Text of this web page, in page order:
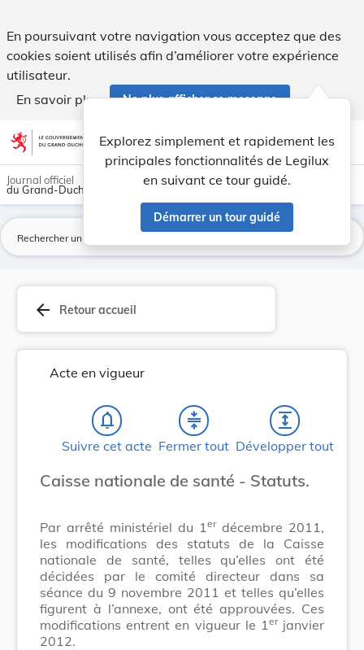
En poursuivant votre navigation vous acceptez que des
cookies soient utilisés afin d’améliorer votre expérience
utilisateur.
En savoir plus
Ne plus afficher ce message
Aller au contenu account_circle help Aide
Explorez simplement et rapidement les
principales fonctionnalités de Legilux
en suivant ce tour guidé.
Démarrer un tour guidé
light_mode dark_mode
Journal officiel
du Grand-Duché de Luxembourg
arrow_back Retour accueil
Acte en vigueur
notifications_none
Suivre cet acte
compress
Fermer tout
expand
Développer tout
Caisse nationale de santé - Statuts.
Par arrêté ministériel du 1 erdécembre 2011,
les modifications des statuts de la Caisse
nationale de santé, telles qu’elles ont été
décidées par le comité directeur dans sa
séance du 9 novembre 2011 et telles qu’elles
figurent à l’annexe, ont été approuvées. Ces
modifications entrent en vigueur le 1 erjanvier
2012.